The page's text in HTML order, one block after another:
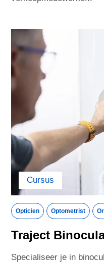
Colombia
Cyprus
Estonia
France
Germany
India
Cursus
Opticien Optometrist
Traject
Specialiseer je in